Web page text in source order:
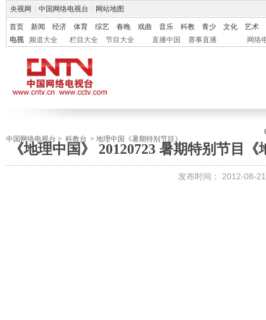
央视网 中国网络电视台 网站地图
首页 新闻 经济 体育 综艺 春晚 戏曲 音乐 科教 青少 文化
艺术
电视
频道大全 栏目大全 节目大全 直播中国 赛事直播 网络
中国网络电视台 > 科教台 > 地理中国《暑期特别节目》
《地理中国》 20120723 暑期特别节目
发布时间： 2012-08-